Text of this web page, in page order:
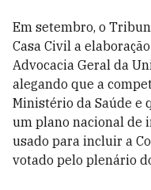
Em setembro, o
Casa Civil a
Advocacia Geral da
alegando que a
Ministério da Saúde
um plano nacional de
usado para incluir a
votado pelo plenário